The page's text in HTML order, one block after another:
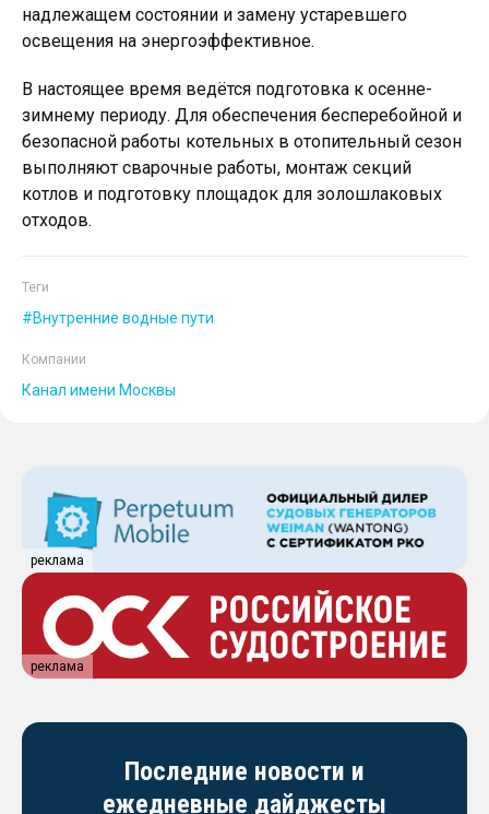
надлежащем состоянии и замену устаревшего
освещения на энергоэффективное.
В настоящее время ведётся подготовка к осенне-
зимнему периоду. Для обеспечения бесперебойной и
безопасной работы котельных в отопительный сезон
выполняют сварочные работы, монтаж секций
котлов и подготовку площадок для золошлаковых
отходов.
Теги
Внутренние водные пути
Компании
Канал имени Москвы
реклама
реклама
Последние новости и
ежедневные дайджесты